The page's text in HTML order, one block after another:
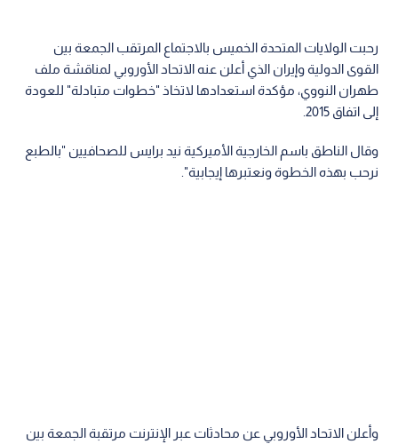
رحبت الولايات المتحدة الخميس بالاجتماع المرتقب الجمعة بين
القوى الدولية وإيران الذي أعلن عنه الاتحاد الأوروبي لمناقشة ملف
طهران النووي، مؤكدة استعدادها لاتخاذ "خطوات متبادلة" للعودة
إلى اتفاق 2015.
وقال الناطق باسم الخارجية الأميركية نيد برايس للصحافيين "بالطبع
نرحب بهذه الخطوة ونعتبرها إيجابية".
وأعلن الاتحاد الأوروبي عن محادثات عبر الإنترنت مرتقبة الجمعة بين